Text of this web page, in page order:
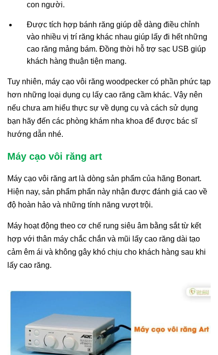
con người.
Được tích hợp bánh răng giúp dễ dàng điều chỉnh
vào nhiều vị trí răng khác nhau giúp lấy đi hết những
cao răng mảng bám. Đồng thời hỗ trợ sạc USB giúp
khách hàng thuận tiện mang.
Tuy nhiên, máy cạo vôi răng woodpecker có phần phức tạp
hơn những loại dụng cụ lấy cao răng cầm khác. Vậy nên
nếu chưa am hiểu thực sự về dụng cụ và cách sử dụng
bạn hãy đến các phòng khám nha khoa để được bác sĩ
hướng dẫn nhé.
Máy cạo vôi răng art
Máy cạo vôi răng art là dòng sản phẩm của hãng Bonart.
Hiện nay, sản phẩm phẩn này nhận được đánh giá cao về
độ hoàn hảo và những tính năng vượt trội.
Máy hoạt động theo cơ chế rung siêu âm bằng sắt từ kết
hợp với thân máy chắc chắn và mũi lấy cao răng dài tạo
cảm êm ái và không gây khó chịu cho khách hàng sau khi
lấy cao răng.